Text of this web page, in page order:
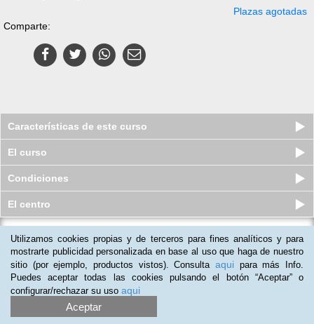
Plazas agotadas
Comparte:
Características de este curso
El curso
Condiciones
El centro
Pack 3 Cursos virtuales (Online):
Monitor de Mindfulness + Coa...
Plazas agotadas
$ 2.121.000 $369.000
Utilizamos cookies propias y de terceros para fines analíticos y para
mostrarte publicidad personalizada en base al uso que haga de nuestro
sitio (por ejemplo, productos vistos). Consulta aqui para más Info.
Puedes aceptar todas las cookies pulsando el botón “Aceptar” o
configurar/rechazar su uso aqui
Aceptar